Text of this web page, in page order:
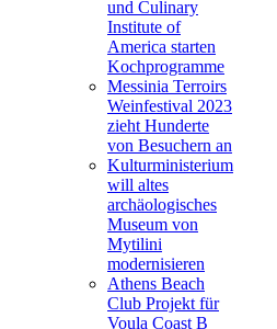
und Culinary
Institute of
America starten
Kochprogramme
Messinia Terroirs
Weinfestival 2023
zieht Hunderte
von Besuchern an
Kulturministerium
will altes
archäologisches
Museum von
Mytilini
modernisieren
Athens Beach
Club Projekt für
Voula Coast B